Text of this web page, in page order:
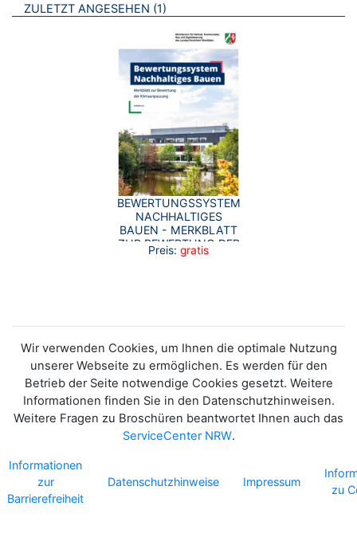
ZULETZT ANGESEHEN 1 BROSCHÜREN
BEWERTUNGSSYSTEM
NACHHALTIGES
BAUEN - MERKBLATT
ZUR BEWERTUNG DER
KLIMAANPASSUNG
Preis: gratis
Wir verwenden Cookies, um Ihnen die optimale Nutzung
unserer Webseite zu ermöglichen. Es werden für den
Betrieb der Seite notwendige Cookies gesetzt. Weitere
Informationen finden Sie in den Datenschutzhinweisen.
Weitere Fragen zu Broschüren beantwortet Ihnen auch das
ServiceCenter NRW.
Informationen
zur
Barrierefreiheit
Datenschutzhinweise Impressum
zu